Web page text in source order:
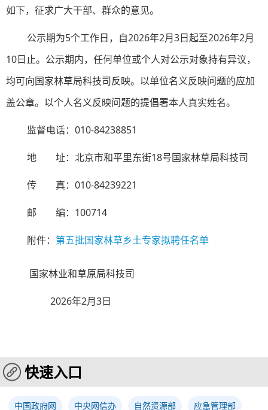
如下，征求广大干部、群众的意见。
公示期为5个工作日，自2026年2月3日起至2026年2月
10日止。公示期内，任何单位或个人对公示对象持有异议，
均可向国家林草局科技司反映。以单位名义反映问题的应加
盖公章。以个人名义反映问题的提倡署本人真实姓名。
监督电话：010-84238851
地 址：北京市和平里东街18号国家林草局科技司
传 真：010-84239221
邮 编：100714
附件： 第五批国家林草乡土专家拟聘任名单
国家林业和草原局科技司
2026年2月3日
快速入口
中国政府网 中央网信办 自然资源部 应急管理部